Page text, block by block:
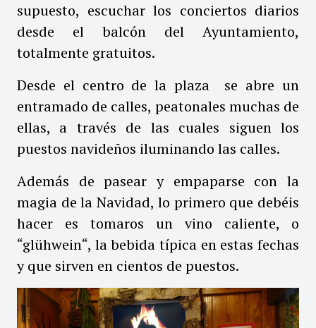
supuesto, escuchar los conciertos diarios
desde el balcón del Ayuntamiento,
totalmente gratuitos.
Desde el centro de la plaza se abre un
entramado de calles, peatonales muchas de
ellas, a través de las cuales siguen los
puestos navideños iluminando las calles.
Además de pasear y empaparse con la
magia de la Navidad, lo primero que debéis
hacer es tomaros un vino caliente, o
“glühwein“, la bebida típica en estas fechas
y que sirven en cientos de puestos.